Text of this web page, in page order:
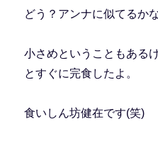
どう？アンナに似てるか
小さめということもある
とすぐに完食したよ。
食いしん坊健在です(笑)